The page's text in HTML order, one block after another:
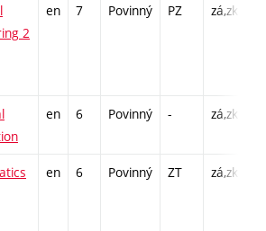
2
en 7 Povinný PZ zá,zk
en 6 Povinný - zá,zk
en 6 Povinný ZT zá,zk